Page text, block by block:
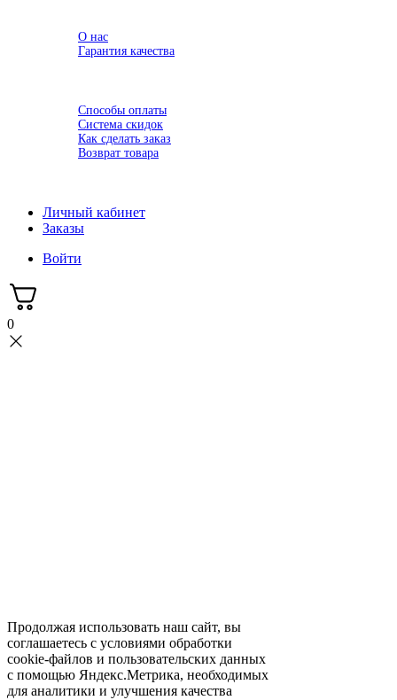
О нас
Гарантия качества
Способы оплаты
Система скидок
Как сделать заказ
Возврат товара
Личный кабинет
Заказы
Войти
0
Продолжая использовать наш сайт, вы
соглашаетесь с условиями обработки
cookie-файлов и пользовательских данных
с помощью Яндекс.Метрика, необходимых
для аналитики и улучшения качества